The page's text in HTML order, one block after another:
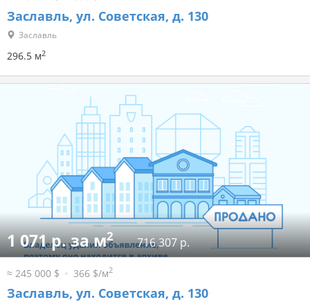
Заславль, ул. Советская, д. 130
Заславль
296.5 м2
1 071 р. за м2 716 307 р.
≈ 245 000 $ 366 $/м2
Заславль, ул. Советская, д. 130